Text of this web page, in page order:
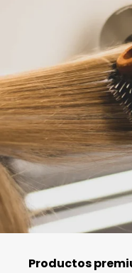
Productos